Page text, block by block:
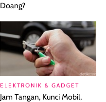
Doang?
ELEKTRONIK & GADGET
Jam Tangan, Kunci Mobil,